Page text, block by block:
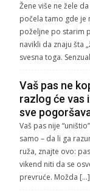
Žene više ne žele
počela tamo gde je
poželjne po starim
navikli da znaju šta
svesna toga.
Vaš pas ne
razlog će vas
sve
Vaš pas nije
samo – da li ga
ruža, znajte ovo:
vikend niti da se
prevruće. Možda […]